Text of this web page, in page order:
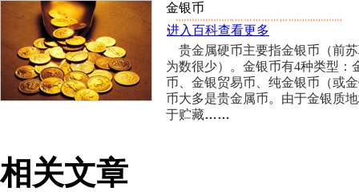
金银币
进入百科查看更多
贵金属硬币主要指金银币（前
为数很少）。金银币有4种类型：
币、金银贸易币、纯金银币（或
币大多是贵金属币。由于金银质
于贮藏……
相关文章